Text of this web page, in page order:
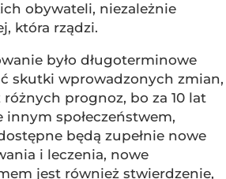
obywateli, niezależnie
która rządzi.
było długoterminowe
skutki wprowadzonych zmian,
różnych prognoz, bo za 10 lat
innym społeczeństwem,
będą zupełnie nowe
i leczenia, nowe
jest również stwierdzenie,